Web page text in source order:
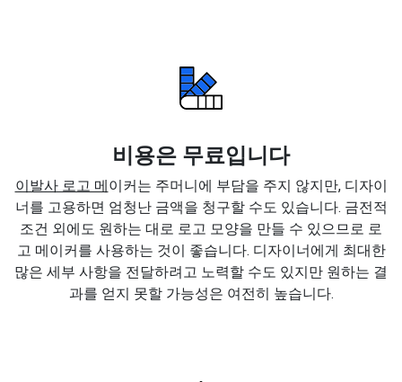
비용은 무료입니다
이발사 로고 메이커는 주머니에 부담을 주지 않지만, 디자이
너를 고용하면 엄청난 금액을 청구할 수도 있습니다. 금전적
조건 외에도 원하는 대로 로고 모양을 만들 수 있으므로 로
고 메이커를 사용하는 것이 좋습니다. 디자이너에게 최대한
많은 세부 사항을 전달하려고 노력할 수도 있지만 원하는 결
과를 얻지 못할 가능성은 여전히 높습니다.